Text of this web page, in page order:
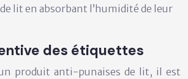
de lit en absorbant l’humidité de leur
des étiquettes
produit anti-punaises de lit, il est